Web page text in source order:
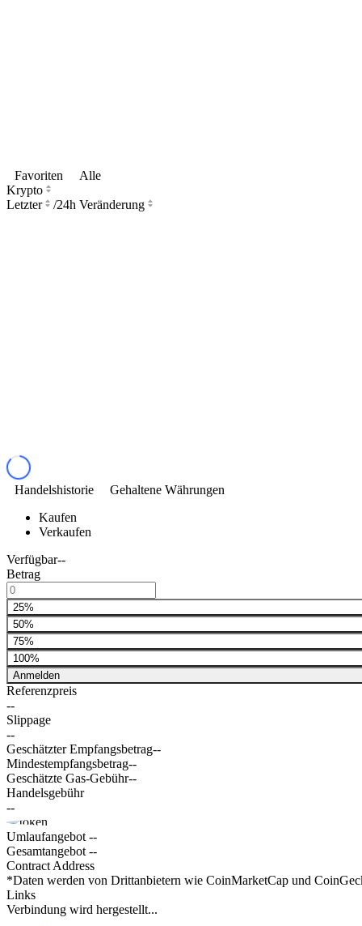
Favoriten
Alle
Krypto
Letzter
/24h Veränderung
Handelshistorie
Gehaltene Währungen
Kaufen
Verkaufen
Verfügbar--
Betrag
25%
50%
75%
100%
Anmelden
Referenzpreis
--
Slippage
--
Geschätzter Empfangsbetrag--
Mindestempfangsbetrag--
Geschätzte Gas-Gebühr--
Handelsgebühr
--
Umlaufangebot --
Gesamtangebot --
Contract Address
*Daten werden von Drittanbietern wie CoinMarketCap und
Links
Verbindung wird hergestellt...